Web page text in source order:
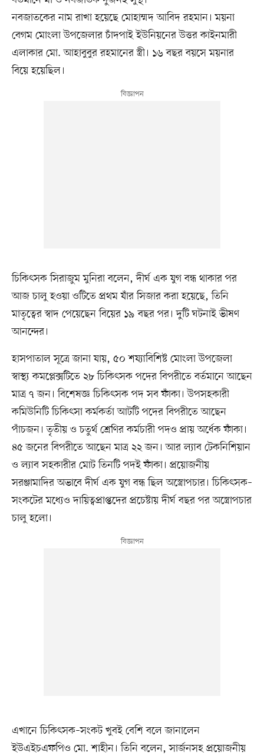
নবজাতকের নাম রাখা হয়েছে মোহাম্মদ আবিদ রহমান। ময়না
বেগম মোংলা উপজেলার চাঁদপাই ইউনিয়নের উত্তর কাইনমারী
এলাকার মো. আহাবুবুর রহমানের স্ত্রী। ১৬ বছর বয়সে ময়নার
বিয়ে হয়েছিল।
চিকিৎসক সিরাজুম মুনিরা বলেন, দীর্ঘ এক যুগ বন্ধ থাকার পর
আজ চালু হওয়া ওটিতে প্রথম যাঁর সিজার করা হয়েছে, তিনি
মাতৃত্বের স্বাদ পেয়েছেন বিয়ের ১৯ বছর পর। দুটি ঘটনাই ভীষণ
আনন্দের।
হাসপাতাল সূত্রে জানা যায়, ৫০ শয্যাবিশিষ্ট মোংলা উপজেলা
স্বাস্থ্য কমপ্লেক্সটিতে ২৮ চিকিৎসক পদের বিপরীতে বর্তমানে আছেন
মাত্র ৭ জন। বিশেষজ্ঞ চিকিৎসক পদ সব ফাঁকা। উপসহকারী
কমিউনিটি চিকিৎসা কর্মকর্তা আটটি পদের বিপরীতে আছেন
পাঁচজন। তৃতীয় ও চতুর্থ শ্রেণির কর্মচারী পদও প্রায় অর্ধেক ফাঁকা।
৪৫ জনের বিপরীতে আছেন মাত্র ২২ জন। আর ল্যাব টেকনিশিয়ান
ও ল্যাব সহকারীর মোট তিনটি পদই ফাঁকা। প্রয়োজনীয়
সরঞ্জামাদির অভাবে দীর্ঘ এক যুগ বন্ধ ছিল অস্ত্রোপচার। চিকিৎসক–
সংকটের মধ্যেও দায়িত্বপ্রাপ্তদের প্রচেষ্টায় দীর্ঘ বছর পর অস্ত্রোপচার
চালু হলো।
এখানে চিকিৎসক–সংকট খুবই বেশি বলে জানালেন
ইউএইচএফপিও মো. শাহীন। তিনি বলেন, সার্জনসহ প্রয়োজনীয়